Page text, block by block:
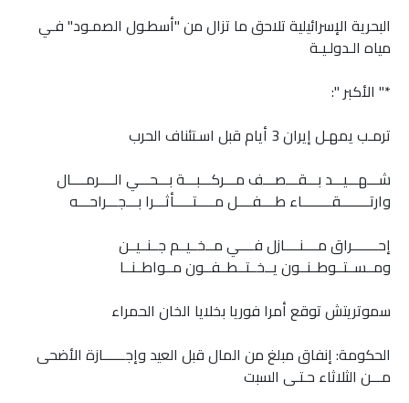
البحرية الإسرائيلية تلاحق ما تزال من "أسطـول الصمـود" فـي
مياه الـدولـيـة
*" الأكبر ":
ترمـب يمهـل إيران 3 أيام قبل اسـتئناف الحرب
شـــهـــيـــد بـــقـــصـــف مـــركـــبـــة بـــحـــي الــــرمــــال
وارتــــــــقــــــــاء طــــفــــل مـــــتـــــأثـــرا بـــجـــراحـــه
إحـــــــراق مــــنــــازل فــــي مــخــيــم جــنــيــن
ومــســتــوطــنــون يــخــتــطــفــون مــواطــنــا
سموتريتش توقع أمرا فوريا بخلايا الخان الحمراء
الحكومة: إنفاق مبلغ من المال قبل العيد وإجــــــازة الأضحى
مـــن الثلاثاء حـتـى السبت